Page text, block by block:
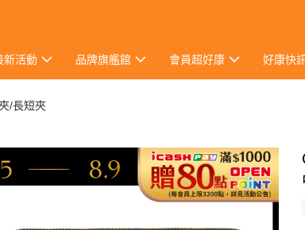
新活動 品牌旗艦館 會員超好康 好康快訊
/長短夾